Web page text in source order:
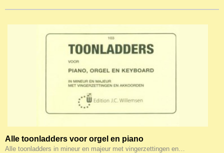
Alle toonladders voor orgel en piano
Alle toonladders in mineur en majeur met vingerzettingen en…